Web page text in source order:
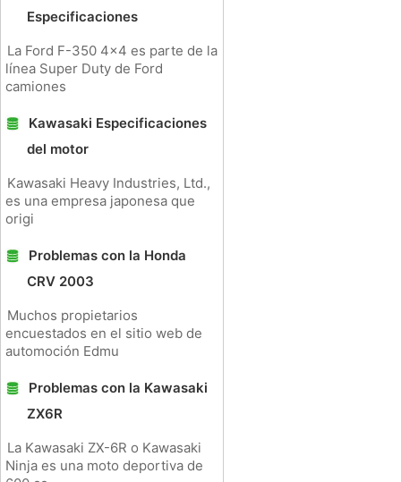
Especificaciones
La Ford F-350 4x4 es parte de la
línea Super Duty de Ford
camiones
Kawasaki Especificaciones
del motor
Kawasaki Heavy Industries, Ltd.,
es una empresa japonesa que
origi
Problemas con la Honda
CRV 2003
Muchos propietarios
encuestados en el sitio web de
automoción Edmu
Problemas con la Kawasaki
ZX6R
La Kawasaki ZX-6R o Kawasaki
Ninja es una moto deportiva de